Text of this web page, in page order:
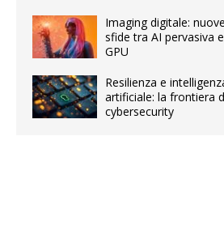
Imaging digitale: nuove
sfide tra AI pervasiva e
GPU
Resilienza e
artificiale: la frontiera
cybersecurity